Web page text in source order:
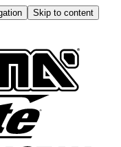
Skip to content